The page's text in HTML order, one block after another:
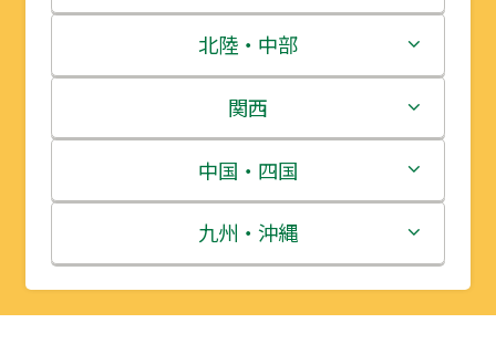
青森県
岩手県
宮城県
秋田県
山形県
茨城県
栃木県
群馬県
埼玉県
千葉県
北陸・中部
新潟県
富山県
石川県
福井県
関西
三重県
滋賀県
京都府
中国・四国
鳥取県
島根県
九州・沖縄
福岡県